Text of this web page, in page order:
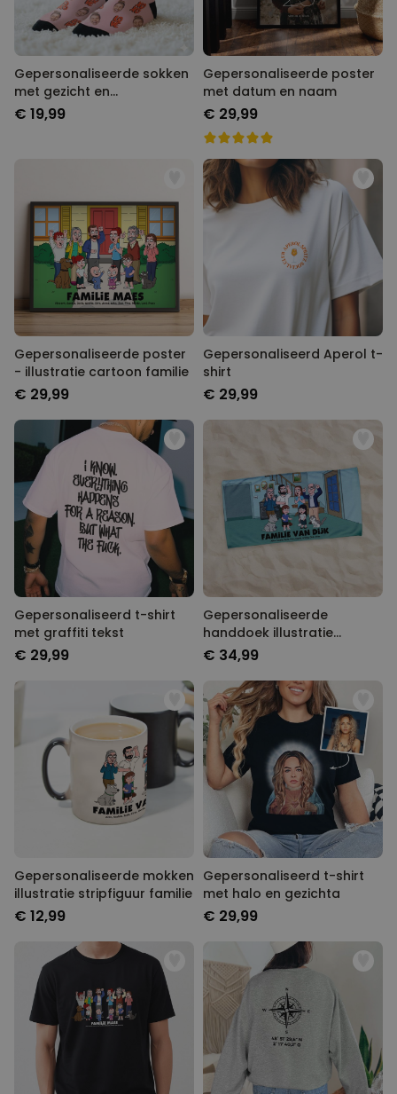
Gepersonaliseerde sokken
met gezicht en
verschillende designs
€ 19,99
Gepersonaliseerde poster
met datum en naam
€ 29,99
Gepersonaliseerde poster
- illustratie cartoon familie
€ 29,99
Gepersonaliseerd Aperol t-
shirt
€ 29,99
Gepersonaliseerd t-shirt
met graffiti tekst
€ 29,99
Gepersonaliseerde
handdoek illustratie
stripfiguur familie
€ 34,99
Gepersonaliseerde mokken
illustratie stripfiguur familie
€ 12,99
Gepersonaliseerd t-shirt
met halo en gezichta
€ 29,99